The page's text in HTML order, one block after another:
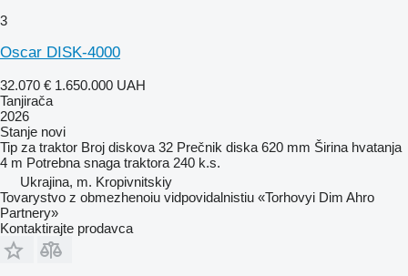
3
Oscar DISK-4000
32.070 € 1.650.000 UAH
Tanjirača
2026
Stanje novi
Tip za traktor Broj diskova 32 Prečnik diska 620 mm Širina hvatanja
4 m Potrebna snaga traktora 240 k.s.
Ukrajina, m. Kropivnitskiy
Tovarystvo z obmezhenoiu vidpovidalnistiu «Torhovyi Dim Ahro
Partnery»
Kontaktirajte prodavca